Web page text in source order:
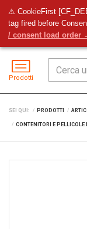
⚠ CookieFirst
tag fired before
/ consent load order
Prodotti
SEI QUI: PRODOTTI
CONTENITORI E PELLICOLE